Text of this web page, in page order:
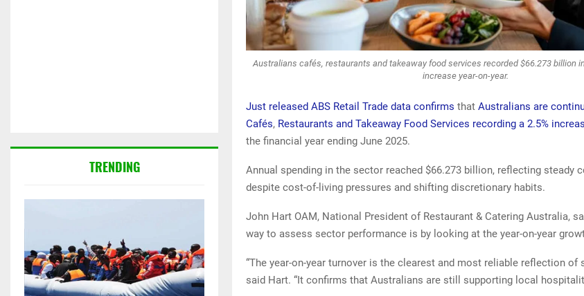
Australians cafés, restaurants and takeaway food services recorded $66.273 billion
increase year-on-year.
Just released ABS Retail Trade data confirms that Australians are
Cafés, Restaurants and Takeaway Food Services recording a 2.5%
the financial year ending June 2025.
Annual spending in the sector reached $66.273 billion, reflecting steady
despite cost-of-living pressures and shifting discretionary habits.
John Hart OAM, National President of Restaurant & Catering Australia,
way to assess sector performance is by looking at the year-on-year
“The year-on-year turnover is the clearest and most reliable reflection of
said Hart. “It confirms that Australians are still supporting local
TRENDING